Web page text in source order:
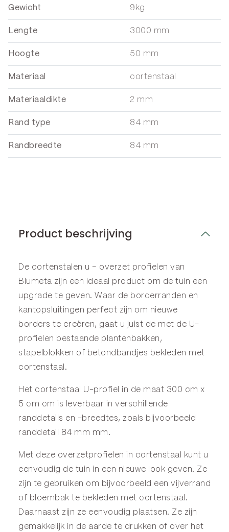
Gewicht 9kg
Lengte 3000 mm
Hoogte 50 mm
Materiaal cortenstaal
Materiaaldikte 2 mm
Rand type 84 mm
Randbreedte 84 mm
Product beschrijving
De cortenstalen u – overzet profielen van
Blumeta zijn een ideaal product om de tuin een
upgrade te geven. Waar de borderranden en
kantopsluitingen perfect zijn om nieuwe
borders te creëren, gaat u juist de met de U-
profielen bestaande plantenbakken,
stapelblokken of betondbandjes bekleden met
cortenstaal.
Het cortenstaal U-profiel in de maat 300 cm x
5 cm cm is leverbaar in verschillende
randdetails en -breedtes, zoals bijvoorbeeld
randdetail 84 mm mm.
Met deze overzetprofielen in cortenstaal kunt u
eenvoudig de tuin in een nieuwe look geven. Ze
zijn te gebruiken om bijvoorbeeld een vijverrand
of bloembak te bekleden met cortenstaal.
Daarnaast zijn ze eenvoudig plaatsen. Ze zijn
gemakkelijk in de aarde te drukken of over het